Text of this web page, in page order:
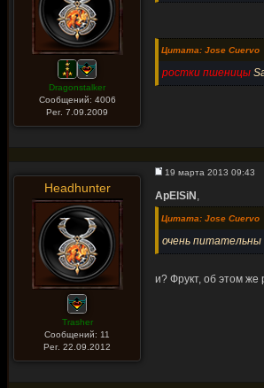
Dragonstalker
Сообщений: 4006
Рег. 7.09.2009
Цитата: Jose Cuervo
ростки пшеницы
Headhunter
Trasher
Сообщений: 11
Рег. 22.09.2012
19 марта 2013 09:43
ApElSiN ,
Цитата: Jose Cuervo
очень питательны
и? Фрукт, об этом же